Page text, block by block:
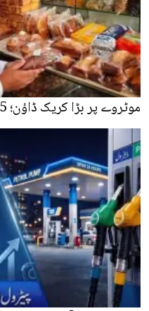
موٹروے پر بڑا کریک ڈاؤن؛ 5 معروف فوڈ چینز پر چھاپے